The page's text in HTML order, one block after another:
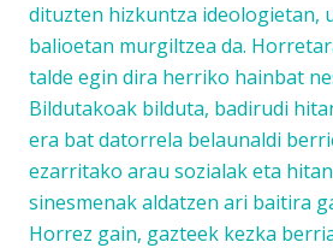
dituzten hizkuntza ideologietan,
balioetan murgiltzea da.
talde egin dira herriko hainbat
Bildutakoak bilduta, badirudi
era bat datorrela belaunaldi
ezarritako arau sozialak eta
sinesmenak aldatzen ari baitira
Horrez gain, gazteek kezka